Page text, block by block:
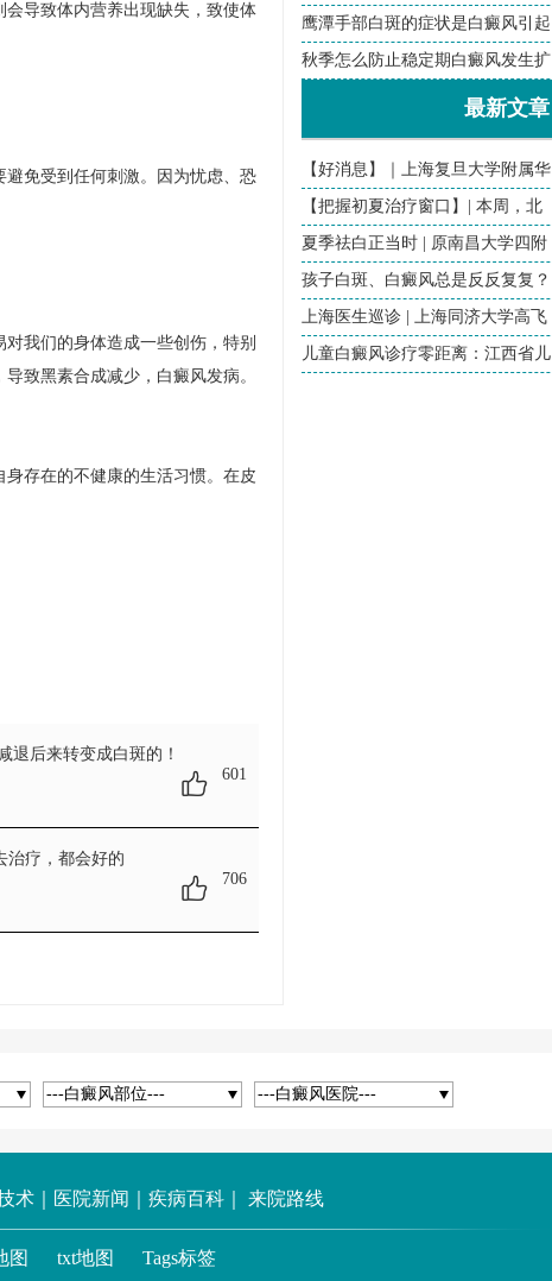
导致体内营养出现缺失，致使体
免受到任何刺激。因为忧虑、恐
我们的身体造成一些创伤，特别
致黑素合成减少，白癜风发病。
存在的不健康的生活习惯。在皮
退后来转变成白斑的！
601
治疗，都会好的
706
鹰潭手部白斑的症状是白癜风引起
秋季怎么防止稳定期白癜风发生扩
最新文章
【好消息】｜上海复旦大学附属华
【把握初夏治疗窗口】| 本周，北
夏季祛白正当时 | 原南昌大学四附
孩子白斑、白癜风总是反反复复？
上海医生巡诊 | 上海同济大学高飞
儿童白癜风诊疗零距离：江西省儿
---白癜风部位--- ---白癜风医院---
术 医院新闻 疾病百科 来院路线
图 txt地图 Tags标签